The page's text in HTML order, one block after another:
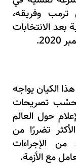
ترمب وفريقه،
بعد الانتخابات
الكيان يواجه
تصريحات
حول العالم
تضررًا من
الإجراءات
مع الأزمة.